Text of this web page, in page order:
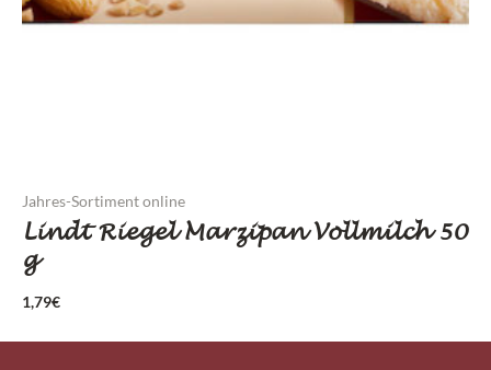
Jahres-Sortiment online
Lindt Riegel Marzipan Vollmilch 50
g
1,79€